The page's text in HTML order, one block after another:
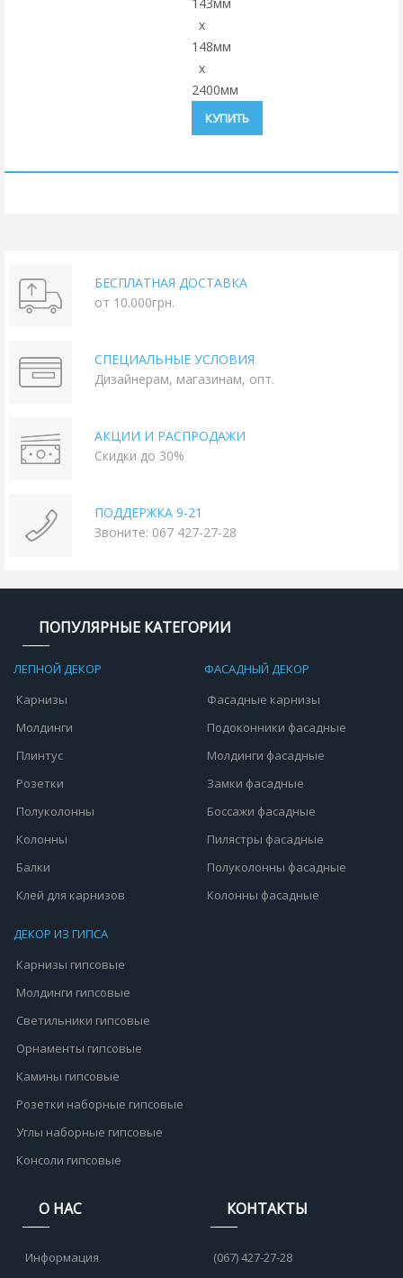
x
148мм
x
2400мм
КУПИТЬ
БЕСПЛАТНАЯ ДОСТАВКА
от 10.000грн.
СПЕЦИАЛЬНЫЕ УСЛОВИЯ
Дизайнерам, магазинам, опт.
АКЦИИ И РАСПРОДАЖИ
Скидки до 30%
ПОДДЕРЖКА 9-21
Звоните: 067 427-27-28
ПОПУЛЯРНЫЕ КАТЕГОРИИ
ЛЕПНОЙ ДЕКОР
Карнизы
Молдинги
Плинтус
Розетки
Полуколонны
Колонны
Балки
Клей для карнизов
ФАСАДНЫЙ ДЕКОР
Фасадные карнизы
Подоконники фасадные
Молдинги фасадные
Замки фасадные
Боссажи фасадные
Пилястры фасадные
Полуколонны фасадные
Колонны фасадные
ДЕКОР ИЗ ГИПСА
Карнизы гипсовые
Молдинги гипсовые
Светильники гипсовые
Орнаменты гипсовые
Камины гипсовые
Розетки наборные гипсовые
Углы наборные гипсовые
Консоли гипсовые
О НАС
Информация
КОНТАКТЫ
(067) 427-27-28